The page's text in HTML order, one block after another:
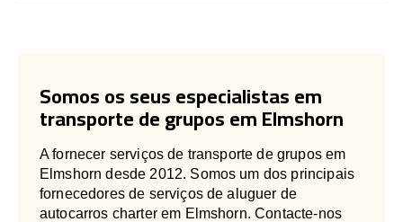
Somos os seus especialistas em
transporte de grupos em Elmshorn
A fornecer serviços de transporte de grupos em
Elmshorn desde 2012. Somos um dos principais
fornecedores de serviços de aluguer de
autocarros charter em Elmshorn. Contacte-nos